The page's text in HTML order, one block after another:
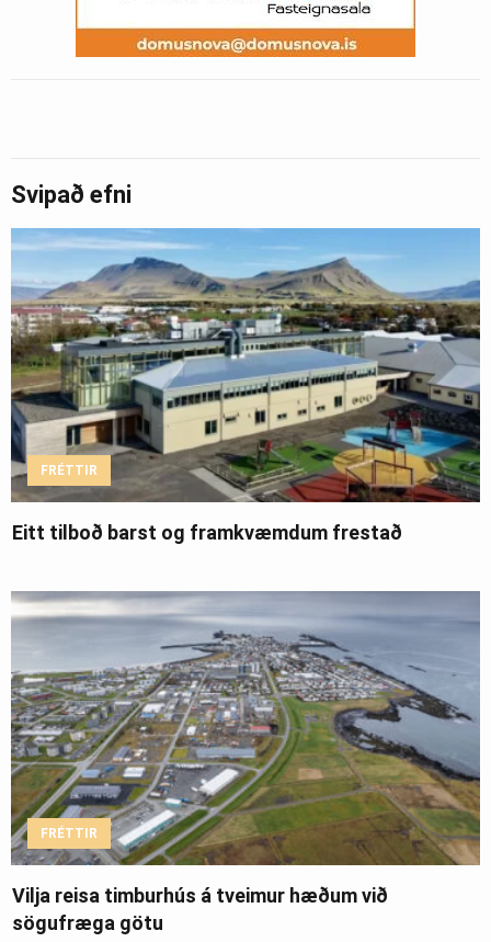
Svipað efni
FRÉTTIR
Eitt tilboð barst og framkvæmdum frestað
FRÉTTIR
Vilja reisa timburhús á tveimur hæðum við
sögufræga götu